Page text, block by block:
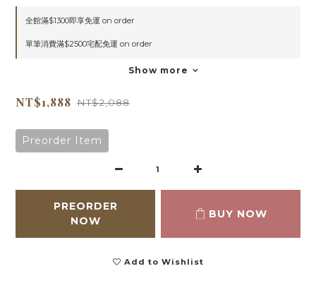
全館滿$1300即享免運 on order
單筆消費滿$2500宅配免運 on order
Show more
NT$1,888 NT$2,088
Preorder Item
PREORDER
NOW
BUY NOW
Add to Wishlist